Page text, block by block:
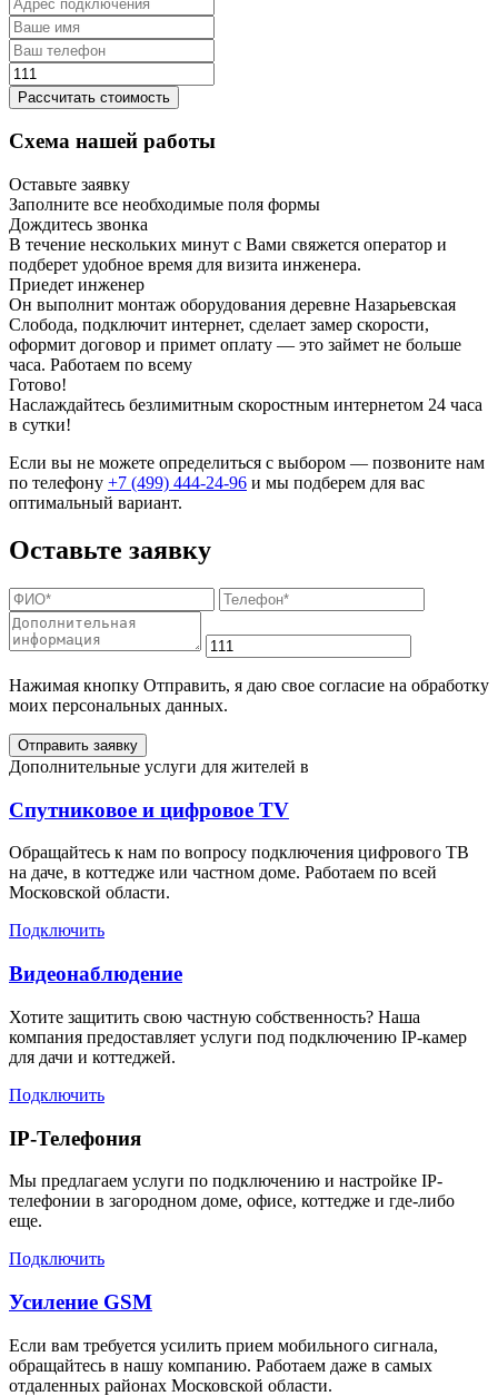
Рассчитать стоимость
Схема нашей работы
Оставьте заявку
Заполните все необходимые поля формы
Дождитесь звонка
В течение нескольких минут с Вами свяжется оператор и
подберет удобное время для визита инженера.
Приедет инженер
Он выполнит монтаж оборудования деревне Назарьевская
Слобода, подключит интернет, сделает замер скорости,
оформит договор и примет оплату — это займет не больше
часа. Работаем по всему
Готово!
Наслаждайтесь безлимитным скоростным интернетом 24 часа
в сутки!
Если вы не можете определиться с выбором — позвоните нам
по телефону +7 (499) 444-24-96 и мы подберем для вас
оптимальный вариант.
Оставьте заявку
Нажимая кнопку Отправить, я даю свое согласие на обработку
моих персональных данных.
Отправить заявку
Дополнительные услуги для жителей в
Спутниковое и цифровое TV
Обращайтесь к нам по вопросу подключения цифрового ТВ
на даче, в коттедже или частном доме. Работаем по всей
Московской области.
Подключить
Видеонаблюдение
Хотите защитить свою частную собственность? Наша
компания предоставляет услуги под подключению IP-камер
для дачи и коттеджей.
Подключить
IP-Телефония
Мы предлагаем услуги по подключению и настройке IP-
телефонии в загородном доме, офисе, коттедже и где-либо
еще.
Подключить
Усиление GSM
Если вам требуется усилить прием мобильного сигнала,
обращайтесь в нашу компанию. Работаем даже в самых
отдаленных районах Московской области.